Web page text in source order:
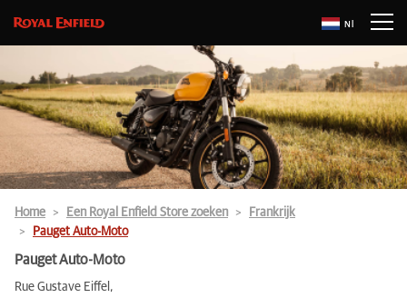
Nl
Home Een Royal Enfield Store zoeken
Frankrijk
Pauget Auto-Moto
Pauget Auto-Moto
Rue Gustave Eiffel,